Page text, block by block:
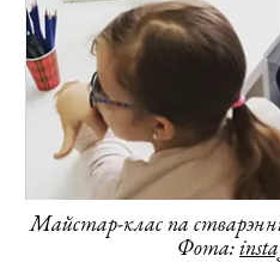
Майстар-клас па стварэнні
Фота: